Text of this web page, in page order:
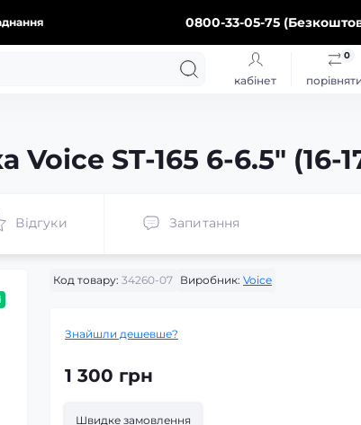
0800-33-05-75
кабінет
0
ST-165 6-6.5″ (16-
Відгуки Запитання
Код товару: 34260-07 Виробник: Voice
Знайшли дешевше?
1 300 грн
Швидке замовлення